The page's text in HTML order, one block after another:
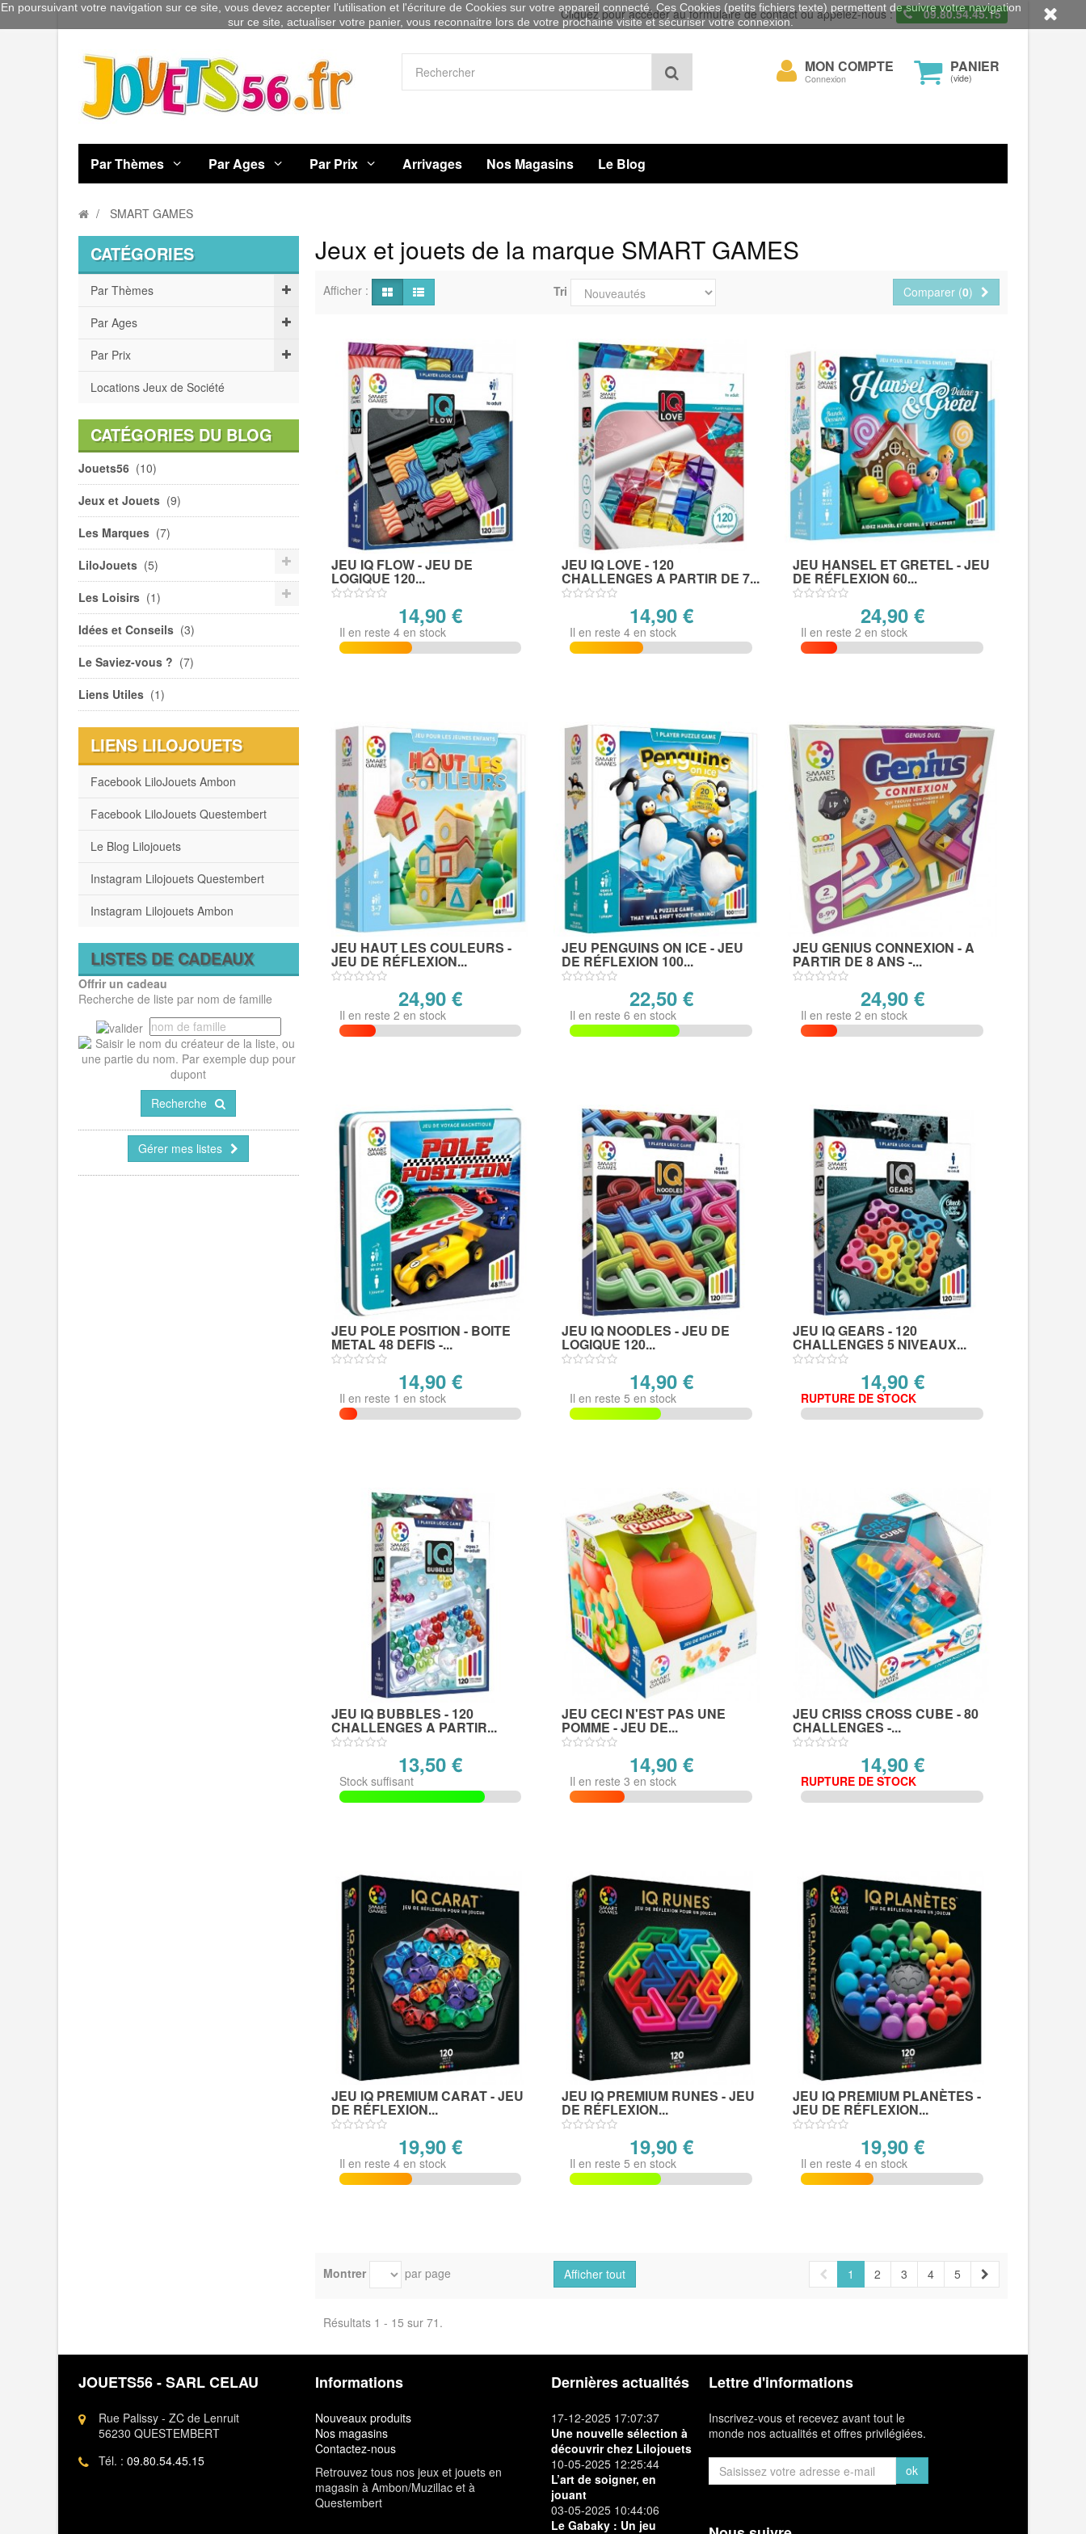
Cliquez pour accéder au formulaire de contact ou appelez-nous : 09.80.54.45.15
PANIER
(vide)
Mon
compte
MON COMPTE
Connexion
Par Thèmes Par Ages Par Prix Arrivages Nos Magasins Le Blog
SMART GAMES
CATÉGORIES
Par Thèmes
Par Ages
Par Prix
Locations Jeux de Société
CATÉGORIES DU BLOG
Jouets56 (10)
Jeux et Jouets (9)
Les Marques (7)
LiloJouets (5)
Les Loisirs (1)
Idées et Conseils (3)
Le Saviez-vous ? (7)
Liens Utiles (1)
LIENS LILOJOUETS
Facebook LiloJouets Ambon
Facebook LiloJouets Questembert
Le Blog Lilojouets
Instagram Lilojouets Questembert
Instagram Lilojouets Ambon
LISTES DE CADEAUX
Offrir un cadeau
Recherche de liste par nom de famille
Recherche
Gérer mes listes
Jeux et jouets de la marque SMART GAMES
Afficher : Tri Comparer (0)
JEU IQ FLOW - JEU DE
LOGIQUE 120...
14,90 €
Il en reste 4 en stock
JEU IQ LOVE - 120
CHALLENGES A PARTIR DE 7...
14,90 €
Il en reste 4 en stock
JEU HANSEL ET GRETEL - JEU
DE RÉFLEXION 60...
24,90 €
Il en reste 2 en stock
JEU HAUT LES COULEURS -
JEU DE RÉFLEXION...
24,90 €
Il en reste 2 en stock
JEU PENGUINS ON ICE - JEU
DE RÉFLEXION 100...
22,50 €
Il en reste 6 en stock
JEU GENIUS CONNEXION - A
PARTIR DE 8 ANS -...
24,90 €
Il en reste 2 en stock
JEU POLE POSITION - BOITE
METAL 48 DEFIS -...
14,90 €
Il en reste 1 en stock
JEU IQ NOODLES - JEU DE
LOGIQUE 120...
14,90 €
Il en reste 5 en stock
JEU IQ GEARS - 120
CHALLENGES 5 NIVEAUX...
14,90 €
RUPTURE DE STOCK
JEU IQ BUBBLES - 120
CHALLENGES A PARTIR...
13,50 €
Stock suffisant
JEU CECI N'EST PAS UNE
POMME - JEU DE...
14,90 €
Il en reste 3 en stock
JEU CRISS CROSS CUBE - 80
CHALLENGES -...
14,90 €
RUPTURE DE STOCK
JEU IQ PREMIUM CARAT - JEU
DE RÉFLEXION...
19,90 €
Il en reste 4 en stock
JEU IQ PREMIUM RUNES - JEU
DE RÉFLEXION...
19,90 €
Il en reste 5 en stock
JEU IQ PREMIUM PLANÈTES -
JEU DE RÉFLEXION...
19,90 €
Il en reste 4 en stock
Montrer par page Afficher tout 1 2 3 4 5
Résultats 1 - 15 sur 71.
JOUETS56 - SARL CELAU
Rue Palissy - ZC de Lenruit
56230 QUESTEMBERT
Tél. : 09.80.54.45.15
Informations
Nouveaux produits
Nos magasins
Contactez-nous
Retrouvez tous nos jeux et jouets en
magasin à Ambon/Muzillac et à
Questembert
Dernières actualités
17-12-2025 17:07:37
Une nouvelle sélection à
découvrir chez Lilojouets
10-05-2025 12:25:44
L’art de soigner, en
jouant
03-05-2025 10:44:06
Le Gabaky : Un jeu
Lettre d'informations
Inscrivez-vous et recevez avant tout le
monde nos actualités et offres privilégiées.
ok
En poursuivant votre navigation sur ce site, vous devez accepter l’utilisation et l'écriture de Cookies sur votre appareil connecté. Ces Cookies (petits fichiers texte) permettent de suivre votre navigation
sur ce site, actualiser votre panier, vous reconnaitre lors de votre prochaine visite et sécuriser votre connexion.